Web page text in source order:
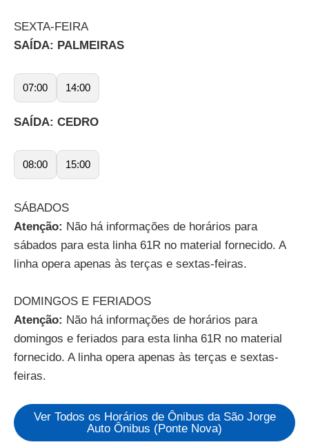
SEXTA-FEIRA
SAÍDA: PALMEIRAS
07:00 14:00
SAÍDA: CEDRO
08:00 15:00
SÁBADOS
Atenção: Não há informações de horários para
sábados para esta linha 61R no material fornecido. A
linha opera apenas às terças e sextas-feiras.
DOMINGOS E FERIADOS
Atenção: Não há informações de horários para
domingos e feriados para esta linha 61R no material
fornecido. A linha opera apenas às terças e sextas-
feiras.
Ver Todos os Horários de Ônibus da São Jorge
Auto Ônibus (Ponte Nova)